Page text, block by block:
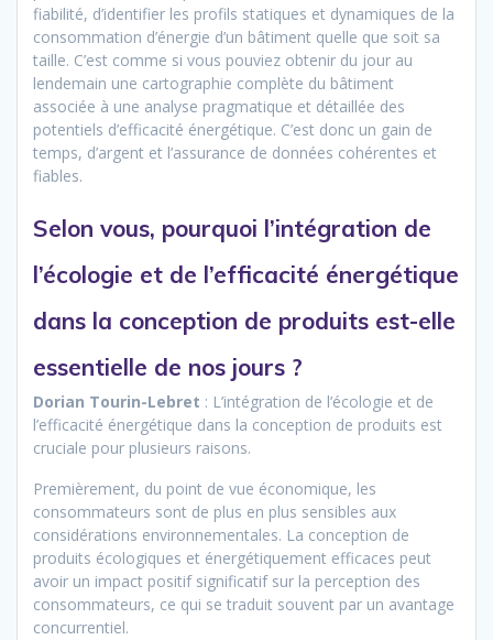
fiabilité, d’identifier les profils statiques et dynamiques de la
consommation d’énergie d’un bâtiment quelle que soit sa
taille. C’est comme si vous pouviez obtenir du jour au
lendemain une cartographie complète du bâtiment
associée à une analyse pragmatique et détaillée des
potentiels d’efficacité énergétique. C’est donc un gain de
temps, d’argent et l’assurance de données cohérentes et
fiables.
Selon vous, pourquoi l’intégration de
l’écologie et de l’efficacité énergétique
dans la conception de produits est-elle
essentielle de nos jours ?
Dorian Tourin-Lebret : L’intégration de l’écologie et de
l’efficacité énergétique dans la conception de produits est
cruciale pour plusieurs raisons.
Premièrement, du point de vue économique, les
consommateurs sont de plus en plus sensibles aux
considérations environnementales. La conception de
produits écologiques et énergétiquement efficaces peut
avoir un impact positif significatif sur la perception des
consommateurs, ce qui se traduit souvent par un avantage
concurrentiel.